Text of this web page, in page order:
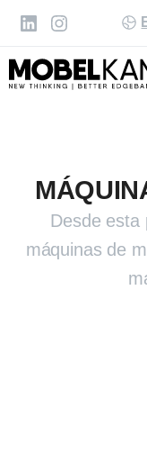
Desde esta
máquinas de